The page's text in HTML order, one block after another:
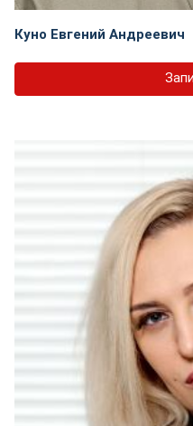
Куно Евгений Андреевич